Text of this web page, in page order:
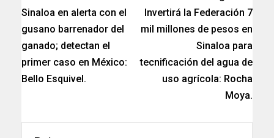
Sinaloa en alerta con el
gusano barrenador del
ganado; detectan el
primer caso en México:
Bello Esquivel.
Invertirá la Federación 7
mil millones de pesos en
Sinaloa para
tecnificación del agua de
uso agrícola: Rocha
Moya.